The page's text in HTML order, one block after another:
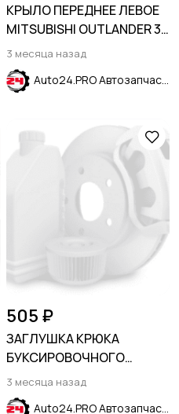
КРЫЛО ПЕРЕДНЕЕ ЛЕВОЕ
MITSUBISHI OUTLANDER 3
GF 2015-2018
3 месяца назад
Auto24.PRO Автозапчасти
505 ₽
ЗАГЛУШКА КРЮКА
БУКСИРОВОЧНОГО
ПЕРЕДНЯЯ CHEVROLET
EQUINOX 2017-2023
3 месяца назад
Auto24.PRO Автозапчасти